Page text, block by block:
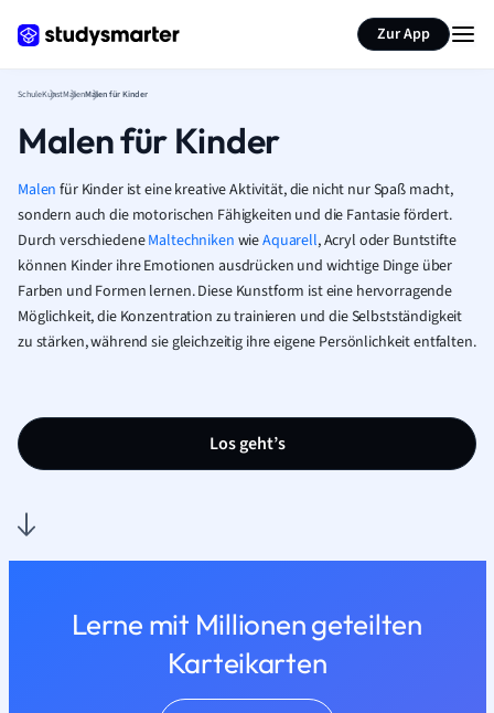
Zur App
SchuleKunstMalenMalen für Kinder
Malen für Kinder
Malen für Kinder ist eine kreative Aktivität, die nicht nur Spaß macht,
sondern auch die motorischen Fähigkeiten und die Fantasie fördert.
Durch verschiedeneMaltechniken wieAquarell, Acryl oder Buntstifte
können Kinder ihre Emotionen ausdrücken und wichtige Dinge über
Farben und Formen lernen. Diese Kunstform ist eine hervorragende
Möglichkeit, die Konzentration zu trainieren und die Selbstständigkeit
zu stärken, während sie gleichzeitig ihre eigene Persönlichkeit entfalten.
Los geht’s
Lerne mit Millionen geteilten
Karteikarten
Seite zusammenfassen